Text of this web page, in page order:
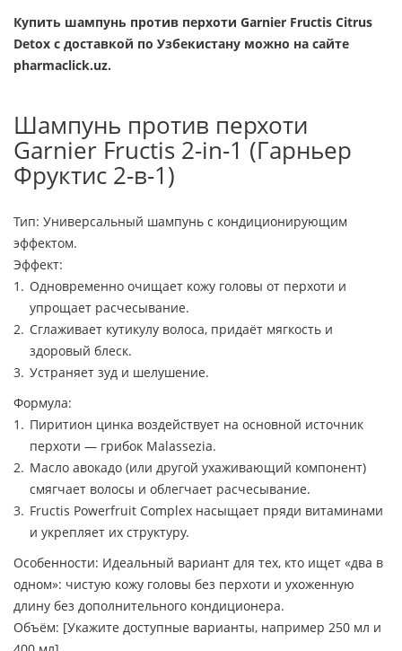
Купить шампунь против перхоти Garnier Fructis Citrus
Detox с доставкой по Узбекистану можно на сайте
pharmaclick.uz.
Шампунь против перхоти
Garnier Fructis 2-in-1 (Гарньер
Фруктис 2-в-1)
Тип: Универсальный шампунь с кондиционирующим
эффектом.
Эффект:
Одновременно очищает кожу головы от перхоти и
упрощает расчесывание.
Сглаживает кутикулу волоса, придаёт мягкость и
здоровый блеск.
Устраняет зуд и шелушение.
Формула:
Пиритион цинка воздействует на основной источник
перхоти — грибок Malassezia.
Масло авокадо (или другой ухаживающий компонент)
смягчает волосы и облегчает расчесывание.
Fructis Powerfruit Complex насыщает пряди витаминами
и укрепляет их структуру.
Особенности: Идеальный вариант для тех, кто ищет «два в
одном»: чистую кожу головы без перхоти и ухоженную
длину без дополнительного кондиционера.
Объём: [Укажите доступные варианты, например 250 мл и